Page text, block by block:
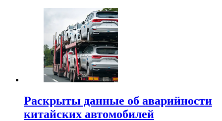
Раскрыты данные об аварийности
китайских автомобилей